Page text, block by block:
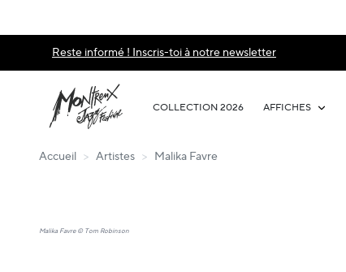
Reste informé ! Inscris-toi à notre newsletter
COLLECTION 2026 AFFICHES
Accueil > Artistes > Malika Favre
Malika Favre © Tom Robinson